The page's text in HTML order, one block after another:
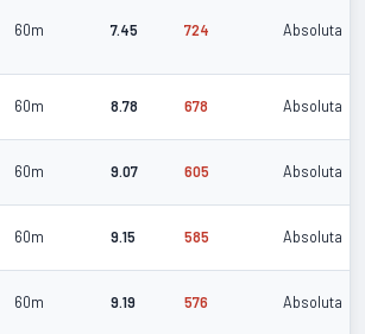
60m 7.45 724 Absoluta
60m 8.78 678 Absoluta
60m 9.07 605 Absoluta
60m 9.15 585 Absoluta
60m 9.19 576 Absoluta